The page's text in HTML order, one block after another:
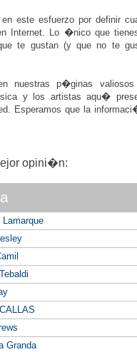
en este esfuerzo por definir
Internet. Lo �nico que
te gustan (y que no te
nuestras p�ginas
y los artistas aqu�
Esperamos que la
opini�n:
Lamarque
Granda